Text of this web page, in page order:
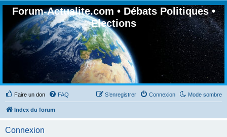
Forum-Actualite.com • Débats Politiques •
Elections
Faire un don Mode sombre
FAQ Connexion
S’enregistrer
Index du forum
Connexion